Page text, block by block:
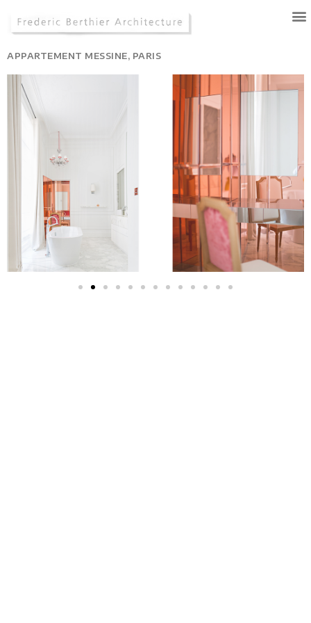
APPARTEMENT MESSINE, PARIS